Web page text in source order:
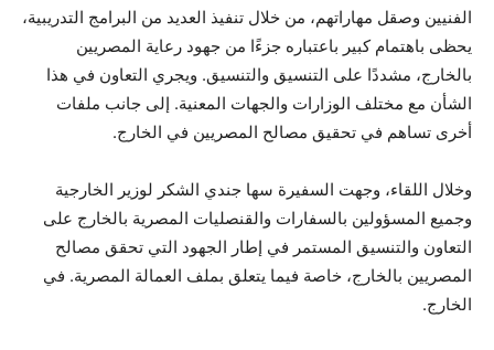
الفنيين وصقل مهاراتهم، من خلال تنفيذ العديد من البرامج التدريبية،
يحظى باهتمام كبير باعتباره جزءًا من جهود رعاية المصريين
بالخارج، مشددًا على التنسيق والتنسيق. ويجري التعاون في هذا
الشأن مع مختلف الوزارات والجهات المعنية. إلى جانب ملفات
أخرى تساهم في تحقيق مصالح المصريين في الخارج.
وخلال اللقاء، وجهت السفيرة سها جندي الشكر لوزير الخارجية
وجميع المسؤولين بالسفارات والقنصليات المصرية بالخارج على
التعاون والتنسيق المستمر في إطار الجهود التي تحقق مصالح
المصريين بالخارج، خاصة فيما يتعلق بملف العمالة المصرية. في
الخارج.